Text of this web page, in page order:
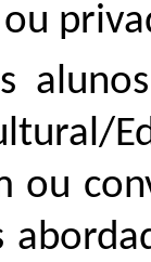
ou